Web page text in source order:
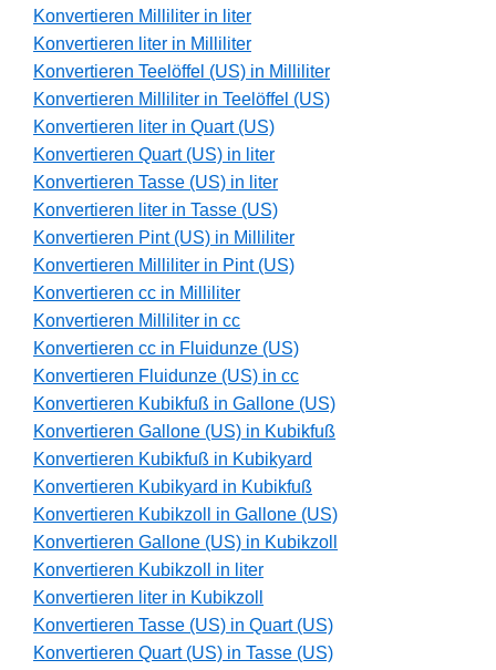
Konvertieren Milliliter in liter
Konvertieren liter in Milliliter
Konvertieren Teelöffel (US) in Milliliter
Konvertieren Milliliter in Teelöffel (US)
Konvertieren liter in Quart (US)
Konvertieren Quart (US) in liter
Konvertieren Tasse (US) in liter
Konvertieren liter in Tasse (US)
Konvertieren Pint (US) in Milliliter
Konvertieren Milliliter in Pint (US)
Konvertieren cc in Milliliter
Konvertieren Milliliter in cc
Konvertieren cc in Fluidunze (US)
Konvertieren Fluidunze (US) in cc
Konvertieren Kubikfuß in Gallone (US)
Konvertieren Gallone (US) in Kubikfuß
Konvertieren Kubikfuß in Kubikyard
Konvertieren Kubikyard in Kubikfuß
Konvertieren Kubikzoll in Gallone (US)
Konvertieren Gallone (US) in Kubikzoll
Konvertieren Kubikzoll in liter
Konvertieren liter in Kubikzoll
Konvertieren Tasse (US) in Quart (US)
Konvertieren Quart (US) in Tasse (US)